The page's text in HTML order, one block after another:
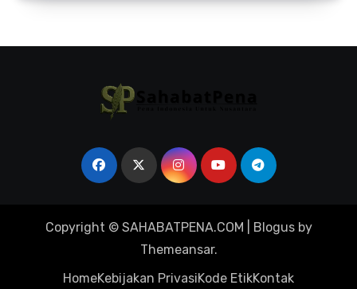
Copyright © SAHABATPENA.COM Blogusby
Themeansar.
HomeKebijakan PrivasiKode EtikKontak